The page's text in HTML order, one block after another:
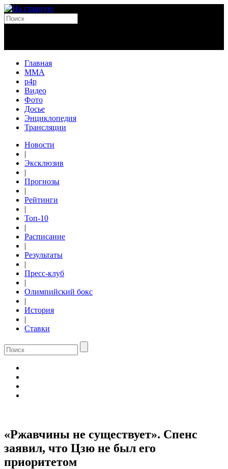
Главная
MMA
p4p
Видео
Фото
Досье
Энциклопедия
Трансляции
Новости
|
Эксклюзив
|
Прогнозы
|
Рейтинги
|
Топ-10
|
Расписание
|
Результаты
|
Пресс-клуб
|
Олимпийский бокс
|
История
|
Ставки
«Ржавчины не существует». Спенс
заявил, что Цзю не был его
приоритетом